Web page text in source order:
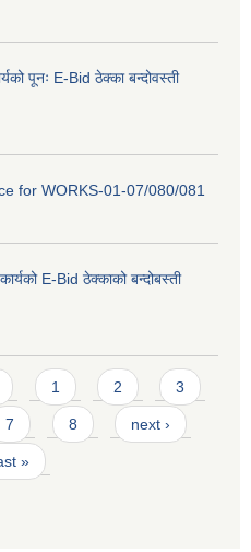
पूनः E-Bid ठेक्का बन्दोवस्ती
for WORKS-01-07/080/081
E-Bid ठेक्काको बन्दोबस्ती
1 2 3
7 8 next ›
»